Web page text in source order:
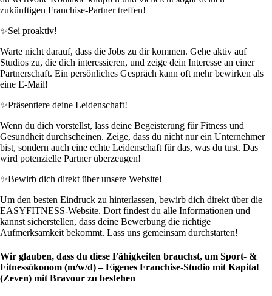
zukünftigen Franchise-Partner treffen!
✨Sei proaktiv!
Warte nicht darauf, dass die Jobs zu dir kommen. Gehe aktiv auf
Studios zu, die dich interessieren, und zeige dein Interesse an einer
Partnerschaft. Ein persönliches Gespräch kann oft mehr bewirken als
eine E-Mail!
✨Präsentiere deine Leidenschaft!
Wenn du dich vorstellst, lass deine Begeisterung für Fitness und
Gesundheit durchscheinen. Zeige, dass du nicht nur ein Unternehmer
bist, sondern auch eine echte Leidenschaft für das, was du tust. Das
wird potenzielle Partner überzeugen!
✨Bewirb dich direkt über unsere Website!
Um den besten Eindruck zu hinterlassen, bewirb dich direkt über die
EASYFITNESS-Website. Dort findest du alle Informationen und
kannst sicherstellen, dass deine Bewerbung die richtige
Aufmerksamkeit bekommt. Lass uns gemeinsam durchstarten!
Wir glauben, dass du diese Fähigkeiten brauchst, um Sport- &
Fitnessökonom (m/w/d) – Eigenes Franchise-Studio mit Kapital
(Zeven) mit Bravour zu bestehen